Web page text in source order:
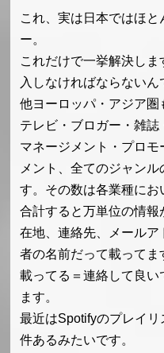
これ、実は日本ではほ
ー。
これだけで一挙解決し
入しなければならない
他ヨーロッパ・アジア圏
テレビ・ブロガー・雑誌
マネージメント・プロ
メント、全てのジャン
す。その数は各業種に
合計すると万単位の情
在地、連絡先、メール
者の名前だって載ってま
載ってる＝連絡して良
ます。
最近はSpotifyのプレイ
件あるみたいです。